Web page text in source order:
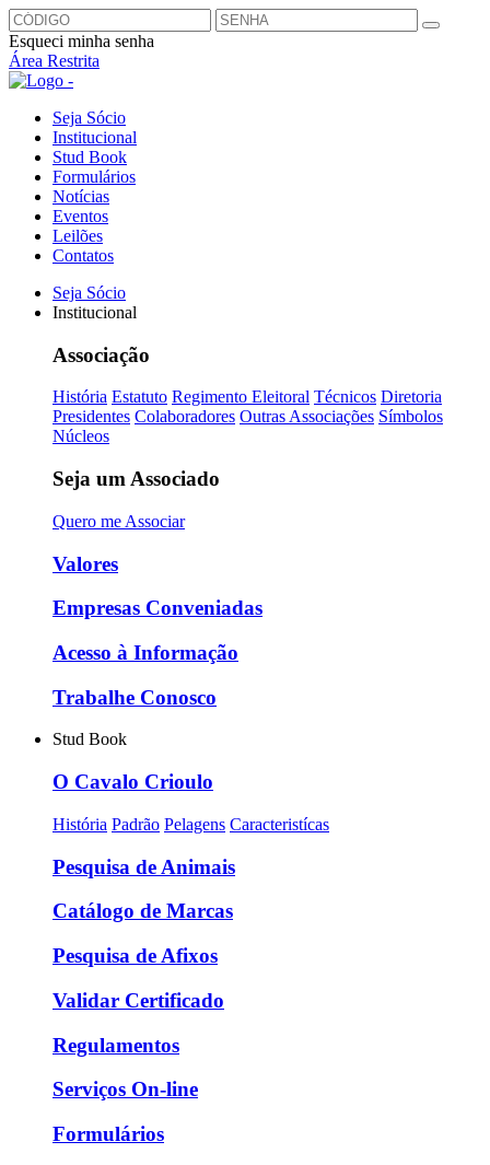
Esqueci minha senha
Área Restrita
Seja Sócio
Institucional
Stud Book
Formulários
Notícias
Eventos
Leilões
Contatos
Seja Sócio
Institucional
Associação
História Estatuto Regimento Eleitoral Técnicos Diretoria
Presidentes Colaboradores Outras Associações Símbolos
Núcleos
Seja um Associado
Quero me Associar
Valores
Empresas Conveniadas
Acesso à Informação
Trabalhe Conosco
Stud Book
O Cavalo Crioulo
História Padrão Pelagens Caracteristícas
Pesquisa de Animais
Catálogo de Marcas
Pesquisa de Afixos
Validar Certificado
Regulamentos
Serviços On-line
Formulários